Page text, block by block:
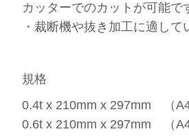
カッターでのカットが可能で
・裁断機や抜き加工に適して
規格
0.4t x 210mm x 297mm （A4
0.6t x 210mm x 297mm （A4